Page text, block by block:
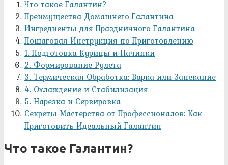
Что такое Галантин?
Преимущества Домашнего Галантина
Ингредиенты для Праздничного Галантина
Пошаговая Инструкция по Приготовлению
1. Подготовка Курицы и Начинки
2. Формирование Рулета
3. Термическая Обработка: Варка или Запекание
4. Охлаждение и Стабилизация
5. Нарезка и Сервировка
Секреты Мастерства от Профессионалов: Как
Приготовить Идеальный Галантин
Что такое Галантин?